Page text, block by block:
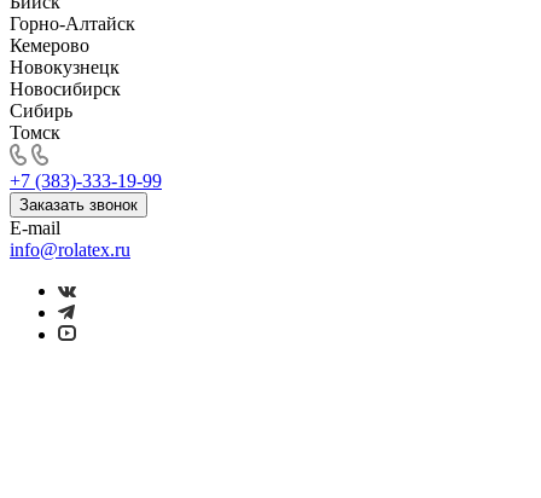
Горно-Алтайск
Кемерово
Новокузнецк
Новосибирск
Сибирь
Томск
+7 (383)-333-19-99
Заказать звонок
E-mail
info@rolatex.ru